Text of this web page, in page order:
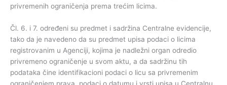
privremenih ograničenja prema trećim licima.
Čl. 6. i 7. određeni su predmet i sadržina Centralne evidencije,
tako da je navedeno da su predmet upisa podaci o licima
registrovanim u Agenciji, kojima je nadležni organ odredio
privremeno ograničenje u svom aktu, a da sadržinu tih
podataka čine identifikacioni podaci o licu sa privremenim